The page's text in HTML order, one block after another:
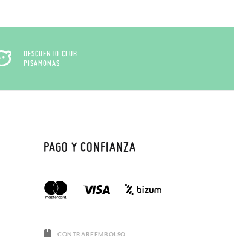
DESCUENTO CLUB
PISAMONAS
PAGO Y CONFIANZA
CONTRAREEMBOLSO